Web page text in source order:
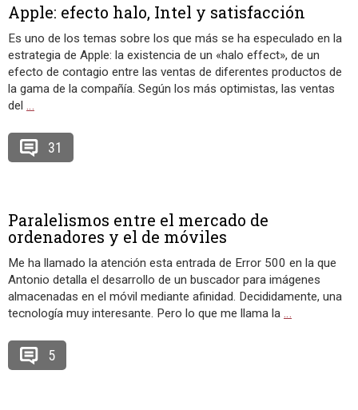
Apple: efecto halo, Intel y satisfacción
Es uno de los temas sobre los que más se ha especulado en la
estrategia de Apple: la existencia de un «halo effect», de un
efecto de contagio entre las ventas de diferentes productos de
la gama de la compañía. Según los más optimistas, las ventas
del …
31
Paralelismos entre el mercado de
ordenadores y el de móviles
Me ha llamado la atención esta entrada de Error 500 en la que
Antonio detalla el desarrollo de un buscador para imágenes
almacenadas en el móvil mediante afinidad. Decididamente, una
tecnología muy interesante. Pero lo que me llama la …
5